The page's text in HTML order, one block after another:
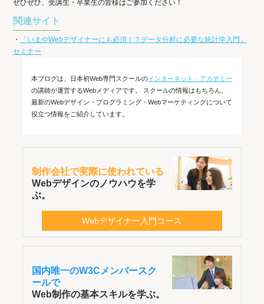
ぜひぜひ、受講生・卒業生の皆様はご参加ください！
関連サイト
・
「いまやWebデザイナーにも必須！？データ分析に必要な統計学入門」
セミナー
本ブログは、日本初Web専門スクールのインターネット・アカデミー
の講師が運営するWebメディアです。 スクールの情報はもちろん、
最新のWebデザイン・プログラミング・Webマーケティングについて
役立つ情報をご紹介しています。
制作会社で実際に使われている
Webデザインのノウハウを学
ぶ。
Webデザイナー入門コース
国内唯一のW3Cメンバースク
ールで
Web制作の基本スキルを学ぶ。